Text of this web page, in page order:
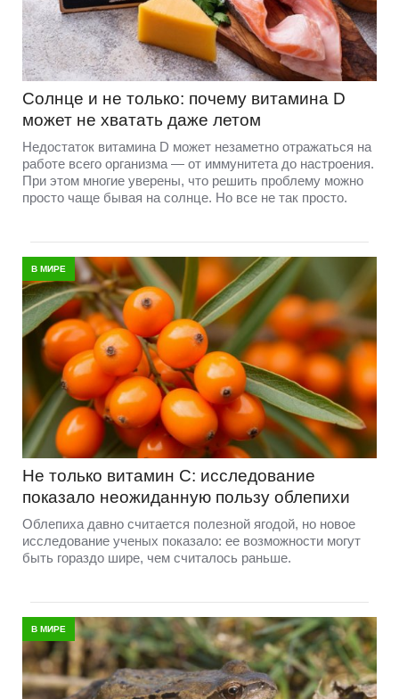
Солнце и не только: почему витамина D
может не хватать даже летом
Недостаток витамина D может незаметно отражаться на
работе всего организма — от иммунитета до настроения.
При этом многие уверены, что решить проблему можно
просто чаще бывая на солнце. Но все не так просто.
В МИРЕ
Не только витамин C: исследование
показало неожиданную пользу облепихи
Облепиха давно считается полезной ягодой, но новое
исследование ученых показало: ее возможности могут
быть гораздо шире, чем считалось раньше.
В МИРЕ